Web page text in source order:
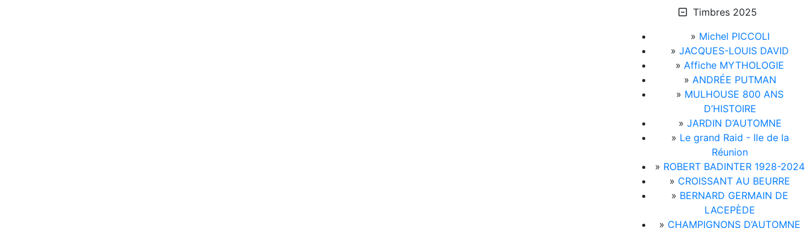
Timbres 2025
» Michel PICCOLI
» JACQUES-LOUIS DAVID
» Affiche MYTHOLOGIE
» ANDRÉE PUTMAN
» MULHOUSE 800 ANS
D’HISTOIRE
» JARDIN D’AUTOMNE
» Le grand Raid - Ile de la
Réunion
» ROBERT BADINTER 1928-2024
» CROISSANT AU BEURRE
» BERNARD GERMAIN DE
LACEPÈDE
» CHAMPIGNONS D’AUTOMNE